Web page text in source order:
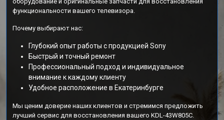
функциональности вашего телевизора.
Почему выбирают нас:
Глубокий опыт работы с продукцией Sony
Быстрый и точный ремонт
Профессиональный подход и индивидуальное
внимание к каждому клиенту
Удобное расположение в Екатеринбурге
Мы ценим доверие наших клиентов и стремимся предложить
лучший сервис для восстановления вашего KDL-43W805C.